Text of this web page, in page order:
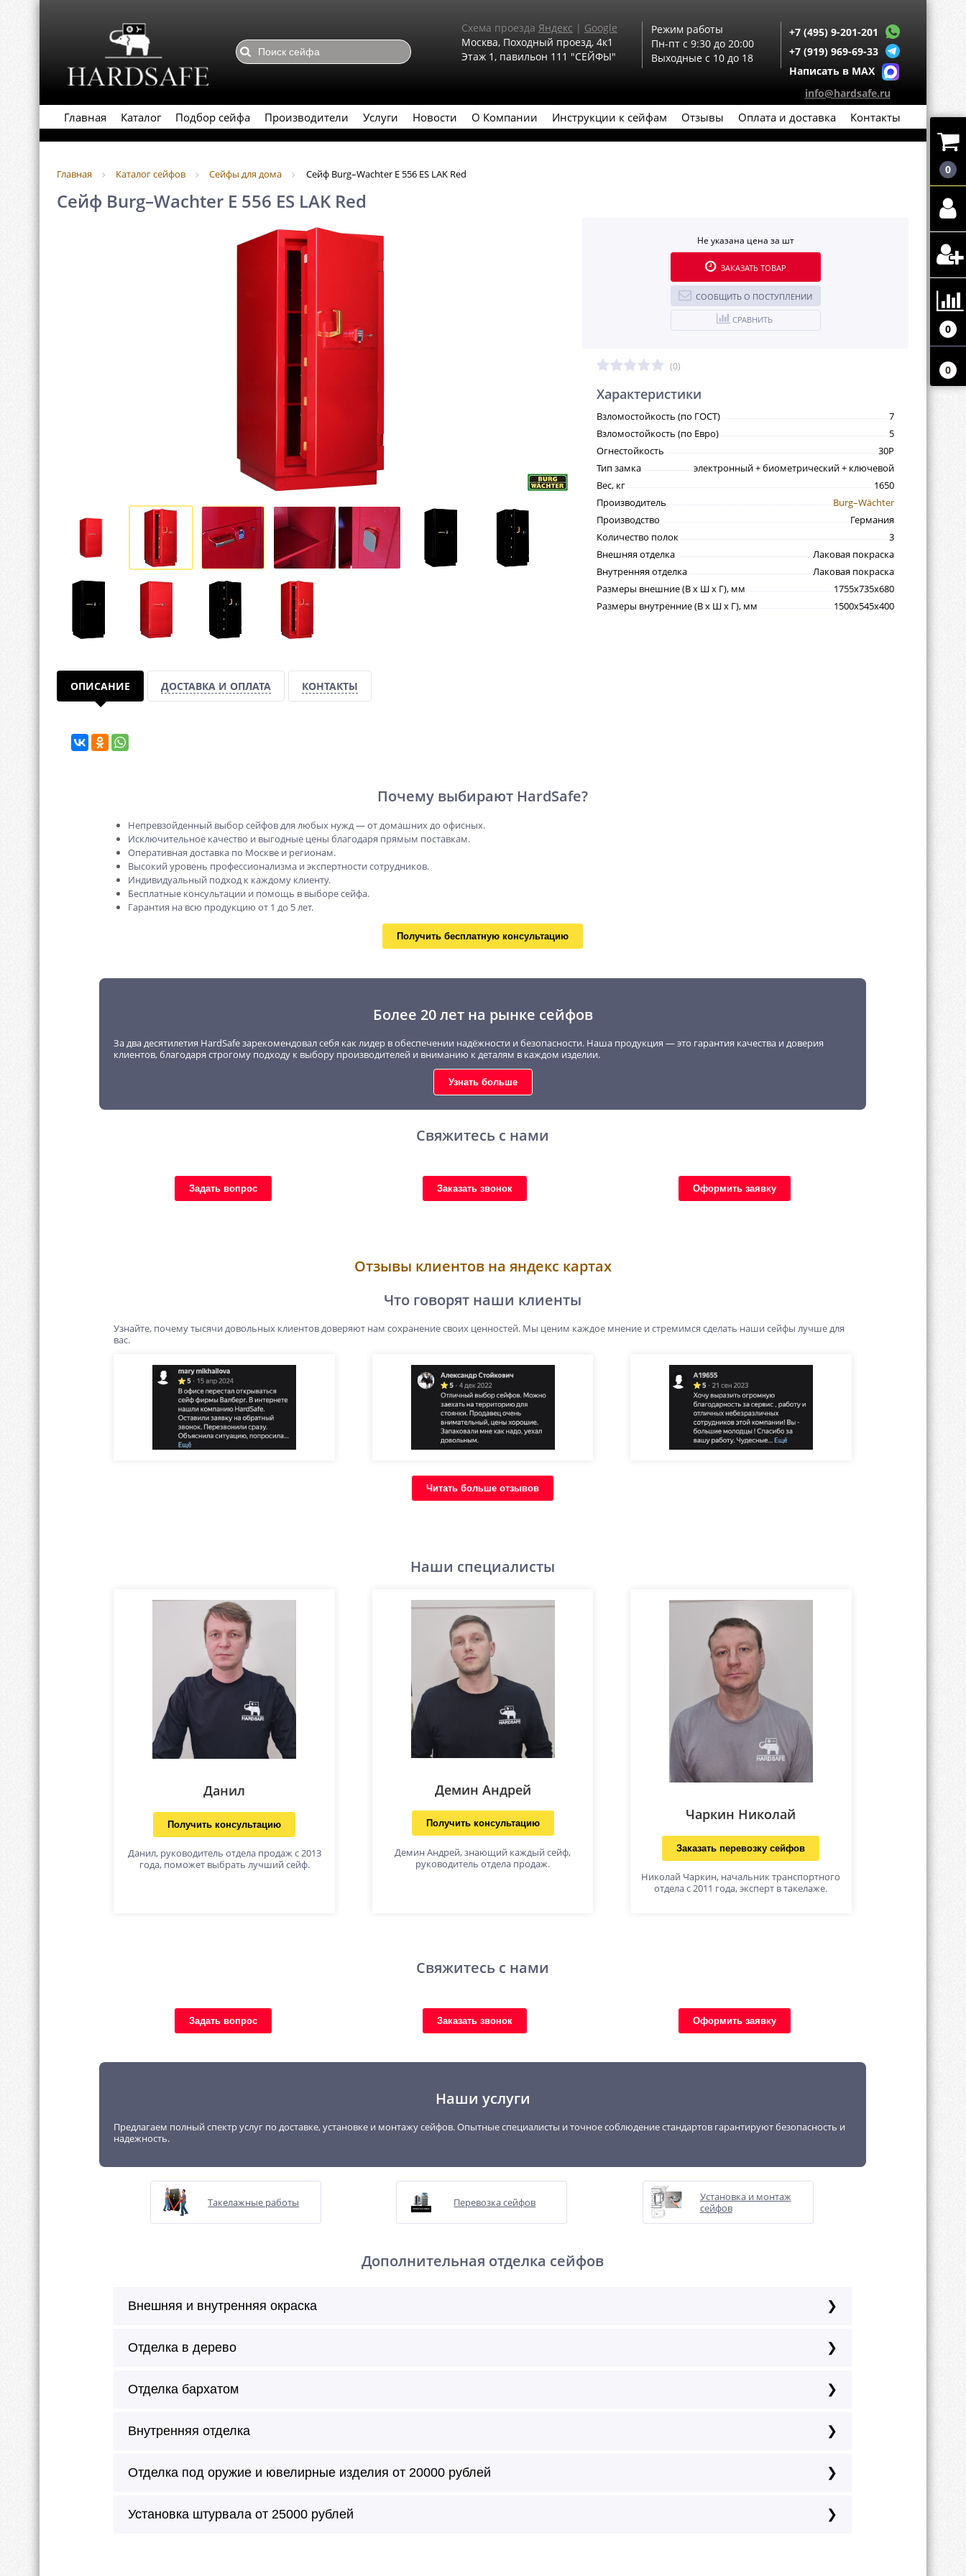
Схема проезда Яндекс | Google
Москва, Походный проезд, 4к1
Этаж 1, павильон 111 "СЕЙФЫ"
Режим работы
Пн-пт с 9:30 до 20:00
Выходные с 10 до 18
+7 (495) 9-201-201
+7 (919) 969-69-33
Написать в MAX
info@hardsafe.ru
Главная Каталог Подбор сейфа Производители Услуги Новости О Компании Инструкции к сейфам Отзывы Оплата и доставка Контакты
Главная Каталог сейфов Сейфы для дома Сейф Burg–Wachter E 556 ES LAK Red
Сейф Burg–Wachter E 556 ES LAK Red
Не указана цена за шт
ЗАКАЗАТЬ ТОВАР
СООБЩИТЬ О ПОСТУПЛЕНИИ
СРАВНИТЬ
(0)
Характеристики
Взломостойкость (по ГОСТ)
7
Взломостойкость (по Евро)
5
Огнестойкость
30P
Тип замка
электронный + биометрический + ключевой
Вес, кг
1650
Производитель
Burg–Wächter
Производство
Германия
Количество полок
3
Внешняя отделка
Лаковая покраска
Внутренняя отделка
Лаковая покраска
Размеры внешние (В х Ш х Г), мм
1755х735х680
Размеры внутренние (В х Ш х Г), мм
1500х545х400
ОПИСАНИЕ ДОСТАВКА И ОПЛАТА КОНТАКТЫ
Почему выбирают HardSafe?
Непревзойденный выбор сейфов для любых нужд — от домашних до офисных.
Исключительное качество и выгодные цены благодаря прямым поставкам.
Оперативная доставка по Москве и регионам.
Высокий уровень профессионализма и экспертности сотрудников.
Индивидуальный подход к каждому клиенту.
Бесплатные консультации и помощь в выборе сейфа.
Гарантия на всю продукцию от 1 до 5 лет.
Получить бесплатную консультацию
Более 20 лет на рынке сейфов
За два десятилетия HardSafe зарекомендовал себя как лидер в обеспечении надёжности и безопасности. Наша продукция — это гарантия качества и доверия
клиентов, благодаря строгому подходу к выбору производителей и вниманию к деталям в каждом изделии.
Узнать больше
Свяжитесь с нами
Задать вопрос Заказать звонок Оформить заявку
Отзывы клиентов на яндекс картах
Что говорят наши клиенты
Узнайте, почему тысячи довольных клиентов доверяют нам сохранение своих ценностей. Мы ценим каждое мнение и стремимся сделать наши сейфы лучше для
вас.
Читать больше отзывов
Наши специалисты
Данил
Получить консультацию
Данил, руководитель отдела продаж с 2013
года, поможет выбрать лучший сейф.
Демин Андрей
Получить консультацию
Демин Андрей, знающий каждый сейф,
руководитель отдела продаж.
Чаркин Николай
Заказать перевозку сейфов
Николай Чаркин, начальник транспортного
отдела с 2011 года, эксперт в такелаже.
Свяжитесь с нами
Задать вопрос Заказать звонок Оформить заявку
Наши услуги
Предлагаем полный спектр услуг по доставке, установке и монтажу сейфов. Опытные специалисты и точное соблюдение стандартов гарантируют безопасность и
надежность.
Такелажные работы Перевозка сейфов
Установка и монтаж
сейфов
Дополнительная отделка сейфов
Внешняя и внутренняя окраска
Отделка в дерево
Отделка бархатом
Внутренняя отделка
Отделка под оружие и ювелирные изделия от 20000 рублей
Установка штурвала от 25000 рублей
0
0
0